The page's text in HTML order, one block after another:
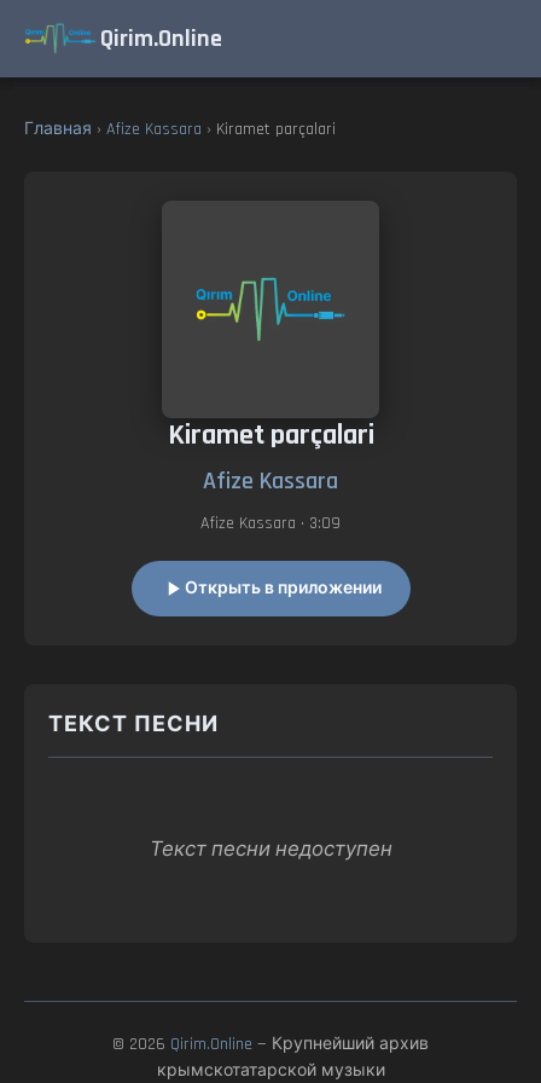
Qirim.Online
Главная › Afize Kassara › Kiramet parçalari
Kiramet parçalari
Afize Kassara
Afize Kassara • 3:09
Открыть в приложении
ТЕКСТ ПЕСНИ
Текст песни недоступен
© 2026 Qirim.Online — Крупнейший архив
крымскотатарской музыки